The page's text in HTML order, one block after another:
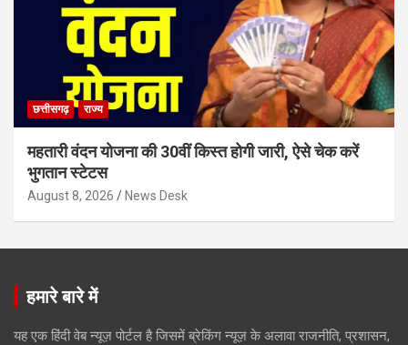
छत्तीसगढ़ राज्य
महतारी वंदन योजना की 30वीं किस्त होगी जारी, ऐसे चेक करें
भुगतान स्टेटस
August 8, 2026 News Desk
हमारे बारे में
यह एक हिंदी वेब न्यूज़ पोर्टल है जिसमें ब्रेकिंग न्यूज़ के अलावा राजनीति, प्रशासन,